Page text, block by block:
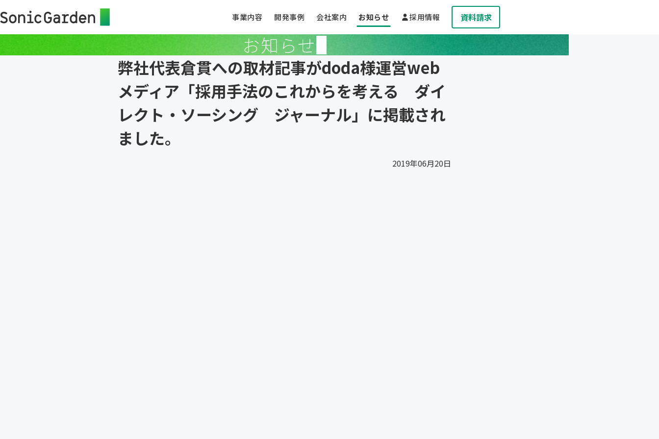
事業内容 開発事例 会社案内 お知らせ 採用情報 資料請求
お知らせ
弊社代表倉貫への取材記事がdoda様運営web
メディア「採用手法のこれからを考える ダイ
レクト・ソーシング ジャーナル」に掲載され
ました。
2019年06月20日